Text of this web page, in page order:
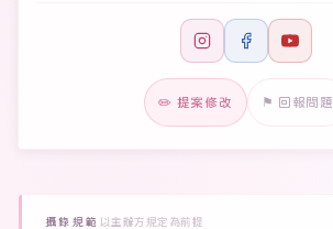
✏️ 提案修改 ⚑ 回報問題
攝錄規範 以主辦方規定為前提